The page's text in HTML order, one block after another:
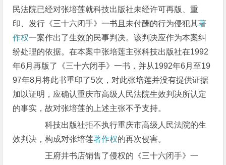
民法院已经对张培莲就科技出版社未经许可再版、重
印、发行《三十六闭手》一书且未付酬的行为侵犯其著
作权一案作出了生效的民事判决。该判决应作为本案纠
纷处理的依据。在本案中张培莲主张科技出版社在1992
年6月再版了《三十六闭手》一书，并从1992年6月至19
97年8月将此书重印了5次，对此张培莲并没有提供证据
加以证明，应确认重庆市高级人民法院生效判决所认定
的事实，故对张培莲的上述主张不予支持。
科技出版社拒不执行重庆市高级人民法院的生
效判决，构成对张培莲著作权的再次侵害。
王府井书店销售了侵权的《三十六闭手》一